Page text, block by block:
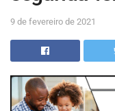
9 de fevereiro de 2021